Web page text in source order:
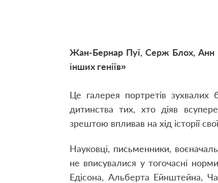
Жан-Бернар Пуї, Серж Блох, Анн
інших геніїв»
Це галерея портретів зухвалих
дитинства тих, хто діяв
зрештою впливав на хід історії
Науковці, письменники,
не вписувалися у тогочасні
Едісона, Альберта Ейнштейна,